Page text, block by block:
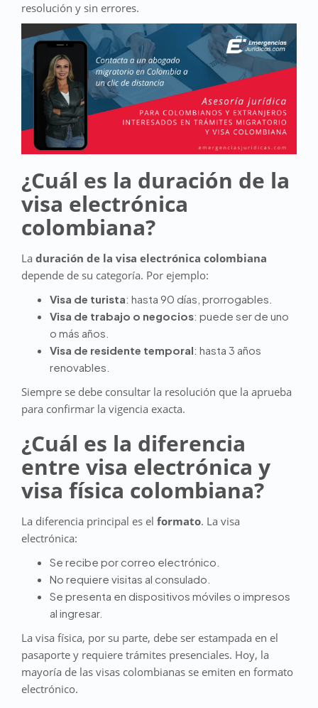
resolución y sin errores.
¿Cuál es la duración de la
visa electrónica
colombiana?
La duración de la visa electrónica colombiana
depende de su categoría. Por ejemplo:
Visa de turista: hasta 90 días, prorrogables.
Visa de trabajo o negocios: puede ser de uno
o más años.
Visa de residente temporal: hasta 3 años
renovables.
Siempre se debe consultar la resolución que la aprueba
para confirmar la vigencia exacta.
¿Cuál es la diferencia
entre visa electrónica y
visa física colombiana?
La diferencia principal es el formato. La visa
electrónica:
Se recibe por correo electrónico.
No requiere visitas al consulado.
Se presenta en dispositivos móviles o impresos
al ingresar.
La visa física, por su parte, debe ser estampada en el
pasaporte y requiere trámites presenciales. Hoy, la
mayoría de las visas colombianas se emiten en formato
electrónico.